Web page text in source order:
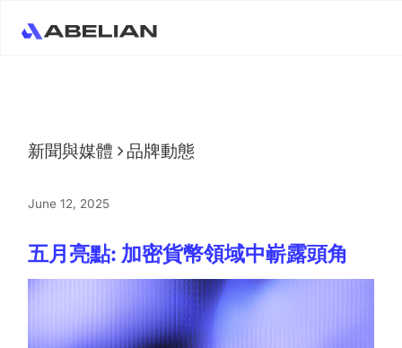
新聞與媒體 品牌動態
June 12, 2025
五月亮點: 加密貨幣領域中嶄露頭角